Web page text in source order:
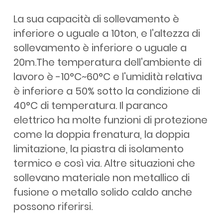
La sua capacità di sollevamento è
inferiore o uguale a 10ton, e l'altezza di
sollevamento è inferiore o uguale a
20m.The temperatura dell'ambiente di
lavoro è -10°C~60°C e l'umidità relativa
è inferiore a 50% sotto la condizione di
40°C di temperatura. Il paranco
elettrico ha molte funzioni di protezione
come la doppia frenatura, la doppia
limitazione, la piastra di isolamento
termico e così via. Altre situazioni che
sollevano materiale non metallico di
fusione o metallo solido caldo anche
possono riferirsi.